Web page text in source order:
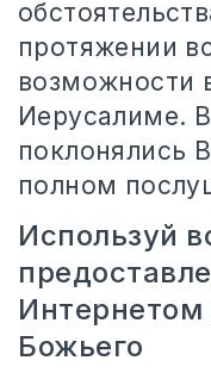
протяжении
возможности
Иерусалиме.
поклонялись
полном
Используй
Интернетом
Божьего